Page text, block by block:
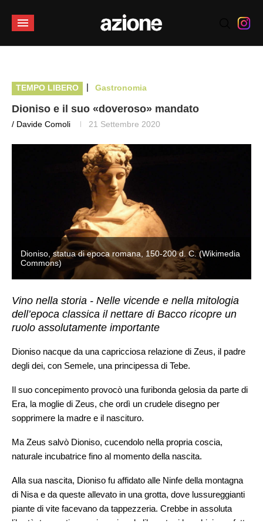
TEMPO LIBERO | Gastronomia
Dioniso e il suo «doveroso» mandato
/ Davide Comoli 21 Settembre 2020
Dioniso, statua di epoca romana, 150-200 d. C. (Wikimedia
Commons)
Vino nella storia - Nelle vicende e nella mitologia
dell’epoca classica il nettare di Bacco ricopre un
ruolo assolutamente importante
Dioniso nacque da una capricciosa relazione di Zeus, il padre
degli dei, con Semele, una principessa di Tebe.
Il suo concepimento provocò una furibonda gelosia da parte di
Era, la moglie di Zeus, che ordì un crudele disegno per
sopprimere la madre e il nascituro.
Ma Zeus salvò Dioniso, cucendolo nella propria coscia,
naturale incubatrice fino al momento della nascita.
Alla sua nascita, Dioniso fu affidato alle Ninfe della montagna
di Nisa e da queste allevato in una grotta, dove lussureggianti
piante di vite facevano da tappezzeria. Crebbe in assoluta
libertà, tra canti e musica, girando libero tra i boschi, in perfetta